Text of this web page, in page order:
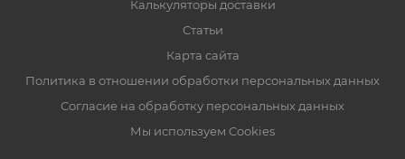
Калькуляторы доставки
Статьи
Карта сайта
Политика в отношении обработки персональных данных
Согласие на обработку персональных данных
Мы используем Cookies